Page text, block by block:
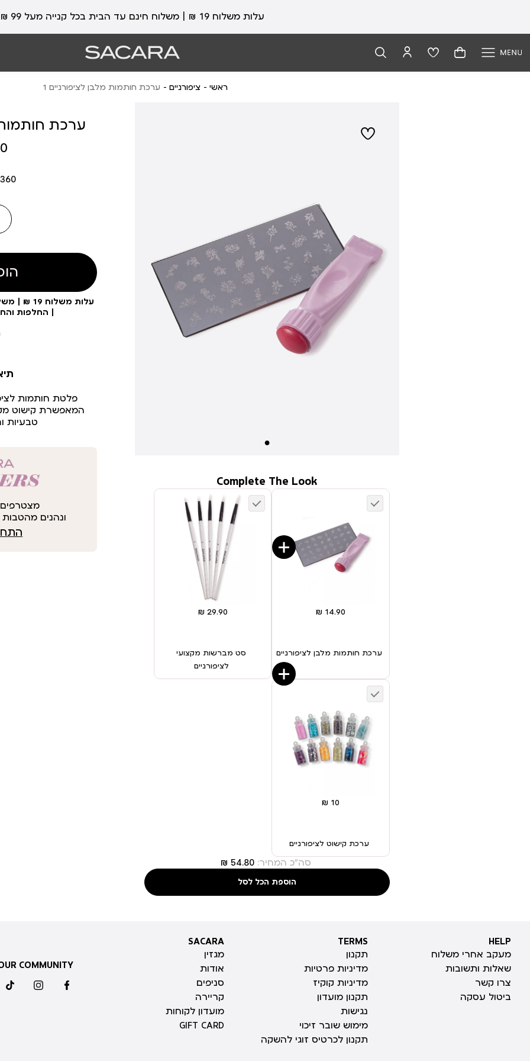
עלות משלוח 19 ₪ | משלוח חינם עד הבית בכל קנייה מעל 99 ₪
ראשי ציפורניים ערכת חותמות מלבן לציפורניים 1
ערכת חותמות
| החלפות
פלטת חותמות
המאפשרת קישוט
טבעיות
ונהנים מהטבות
ערכת חותמות מלבן לציפורניים
סט מברשות מקצועי
לציפורניים
ערכת קישוט לציפורניים
Complete The Look
סה"כ המחיר:
הוספת הכל לסל
HELP
HELP
מעקב אחרי משלוח
שאלות ותשובות
צרו קשר
ביטול עסקה
TERMS
TERMS
תקנון
מדיניות פרטיות
מדיניות קוקיז
תקנון מועדון
נגישות
מימוש שובר זיכוי
תקנון לכרטיס זוגי להשקה
SACARA
SACARA
מגזין
אודות
סניפים
קריירה
מועדון לקוחות
GIFT CARD
COMMUNITY
facebook
instagram